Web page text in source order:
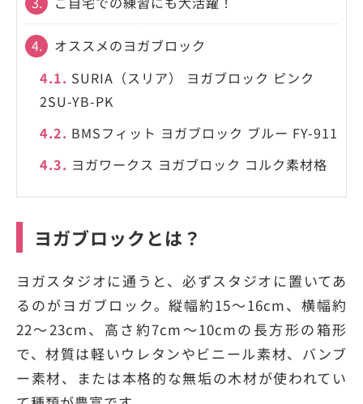
4.
オススメのヨガブロック
4.1. SURIA（スリア） ヨガブロック ピンク
2SU-YB-PK
4.2. BMSフィット ヨガブロック ブルー FY-911
4.3. ヨガワークス ヨガブロック コルク素材格
ヨガブロックとは？
ヨガスタジオに通うと、必ずスタジオに置いてあ
るのがヨガブロック。縦幅約15〜16cm、横幅約
22〜23cm、高さ約7cm〜10cmの長方形の箱形
で、材質は軽いウレタンやビニール素材、バンブ
ー素材、または本格的な無垢の木材が使われてい